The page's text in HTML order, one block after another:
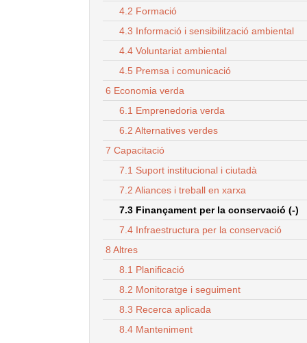
4.2 Formació
4.3 Informació i sensibilització ambiental
4.4 Voluntariat ambiental
4.5 Premsa i comunicació
6 Economia verda
6.1 Emprenedoria verda
6.2 Alternatives verdes
7 Capacitació
7.1 Suport institucional i ciutadà
7.2 Aliances i treball en xarxa
7.3 Finançament per la conservació (-)
7.4 Infraestructura per la conservació
8 Altres
8.1 Planificació
8.2 Monitoratge i seguiment
8.3 Recerca aplicada
8.4 Manteniment